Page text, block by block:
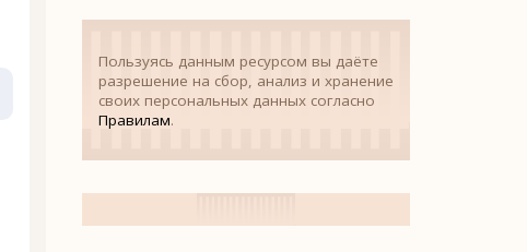
Пользуясь данным ресурсом вы даёте
разрешение на сбор, анализ и хранение
своих персональных данных согласно
Правилам.